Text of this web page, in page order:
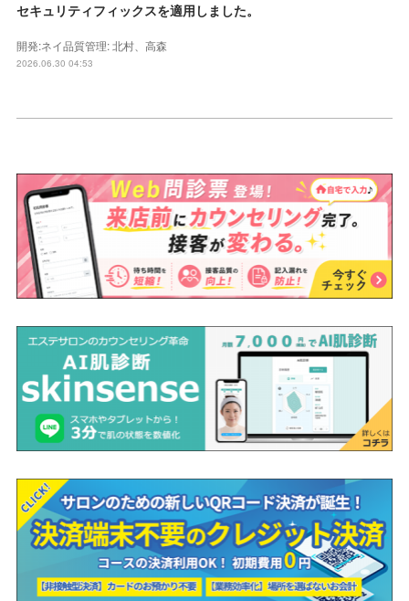
セキュリティフィックスを適用しました。
開発:ネイ品質管理: 北村、高森
2026.06.30 04:53